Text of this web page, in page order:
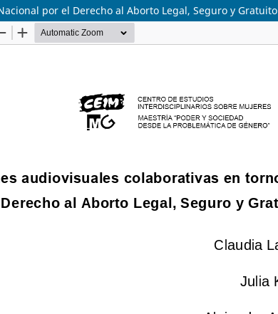
por el Derecho al Aborto Legal, Seguro y Gratuito